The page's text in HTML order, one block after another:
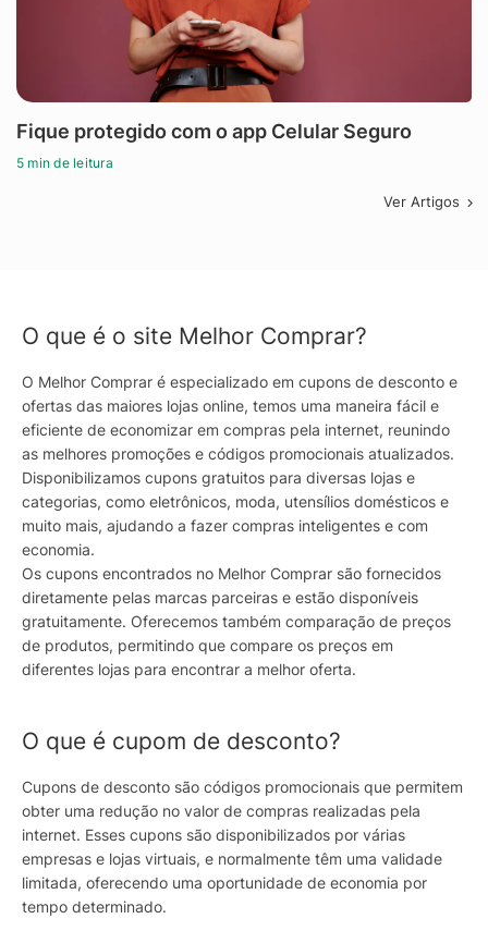
Fique protegido com o app Celular Seguro
5 min de leitura
Ver Artigos
O que é o site Melhor Comprar?
O Melhor Comprar é especializado em cupons de desconto e
ofertas das maiores lojas online, temos uma maneira fácil e
eficiente de economizar em compras pela internet, reunindo
as melhores promoções e códigos promocionais atualizados.
Disponibilizamos cupons gratuitos para diversas lojas e
categorias, como eletrônicos, moda, utensílios domésticos e
muito mais, ajudando a fazer compras inteligentes e com
economia.
Os cupons encontrados no Melhor Comprar são fornecidos
diretamente pelas marcas parceiras e estão disponíveis
gratuitamente. Oferecemos também comparação de preços
de produtos, permitindo que compare os preços em
diferentes lojas para encontrar a melhor oferta.
O que é cupom de desconto?
Cupons de desconto são códigos promocionais que permitem
obter uma redução no valor de compras realizadas pela
internet. Esses cupons são disponibilizados por várias
empresas e lojas virtuais, e normalmente têm uma validade
limitada, oferecendo uma oportunidade de economia por
tempo determinado.